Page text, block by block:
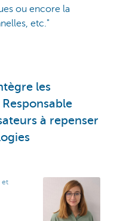
ou encore la
etc."
les
à repenser
et